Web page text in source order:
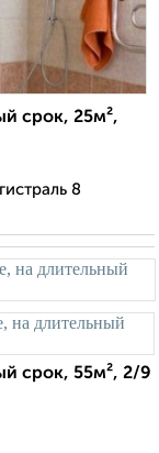
срок, 25м²,
8
срок, 55м², 2/9